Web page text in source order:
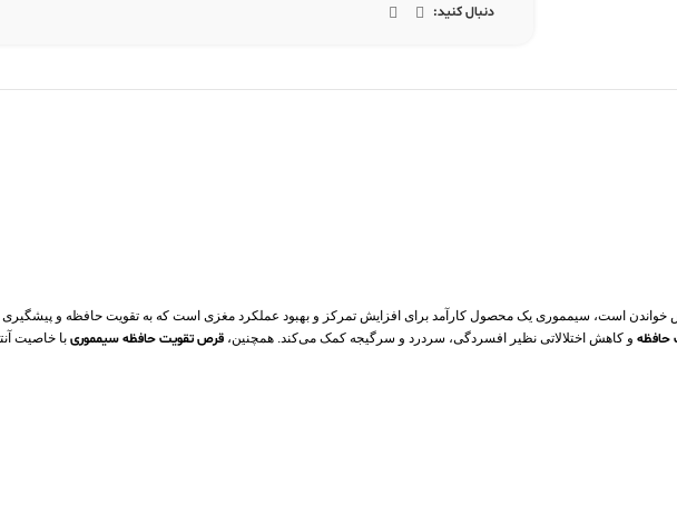
دنبال کنید:
خواندن است، سیمموری یک محصول کارآمد برای افزایش تمرکز و بهبود عملکرد مغزی است که به تقویت حافظه و پیشگیری
حافظه و کاهش اختلالاتی نظیر افسردگی، سردرد و سرگیجه کمک می‌کند. همچنین، قرص تقویت حافظه سیمموری با خاصیت